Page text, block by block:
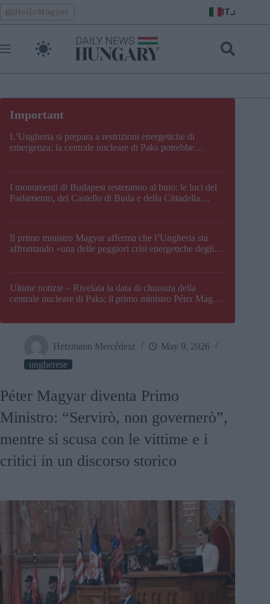
Skip
to
content
HelloMagyar IT
L’Ungheria si prepara a restrizioni energetiche di
emergenza; la centrale nucleare di Paks potrebbe
I monumenti di Budapest resteranno al buio: le luci del
Parlamento, del Castello di Buda e della Cittadella
Il primo ministro Magyar afferma che l’Ungheria sta
affrontando «una delle peggiori crisi energetiche degli
Ultime notizie – Rivelata la data di chiusura della
centrale nucleare di Paks; il primo ministro Péter Magyar
Hetzmann Mercédesz
May 9, 2026
ungherese
Péter Magyar diventa Primo
Ministro: “Servirò, non governerò”,
mentre si scusa con le vittime e i
critici in un discorso storico